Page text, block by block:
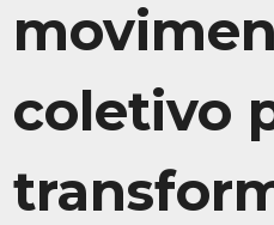
coletivo